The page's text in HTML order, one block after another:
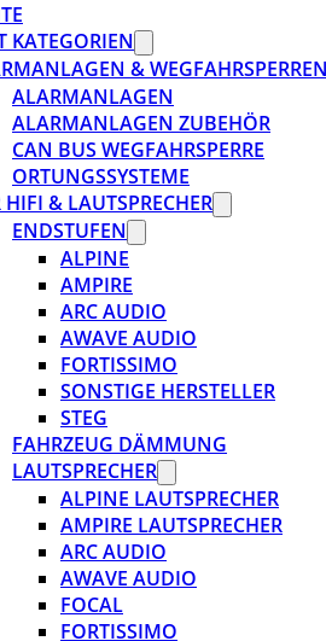
KATEGORIEN
& WEGFAHRSPERREN
ALARMANLAGEN
ALARMANLAGEN ZUBEHÖR
CAN BUS WEGFAHRSPERRE
ORTUNGSSYSTEME
HIFI & LAUTSPRECHER
ENDSTUFEN
ALPINE
AMPIRE
ARC AUDIO
AWAVE AUDIO
FORTISSIMO
SONSTIGE HERSTELLER
STEG
FAHRZEUG DÄMMUNG
LAUTSPRECHER
ALPINE LAUTSPRECHER
AMPIRE LAUTSPRECHER
ARC AUDIO
AWAVE AUDIO
FOCAL
FORTISSIMO